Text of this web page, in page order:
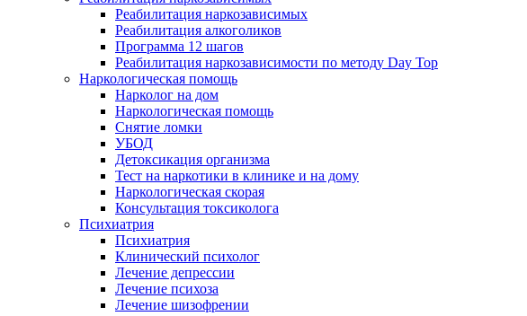
Реабилитация наркозависимых
Реабилитация алкоголиков
Программа 12 шагов
Реабилитация наркозависимости по методу Day Top
Наркологическая помощь
Нарколог на дом
Наркологическая помощь
Снятие ломки
УБОД
Детоксикация организма
Тест на наркотики в клинике и на дому
Наркологическая скорая
Консультация токсиколога
Психиатрия
Психиатрия
Клинический психолог
Лечение депрессии
Лечение психоза
Лечение шизофрении